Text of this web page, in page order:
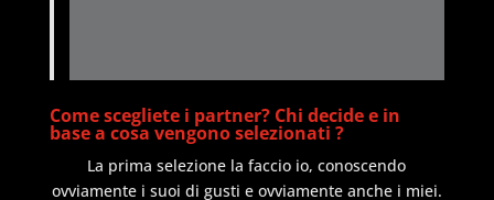
Come scegliete i partner? Chi decide e in
base a cosa vengono selezionati ?
La prima selezione la faccio io, conoscendo
ovviamente i suoi di gusti e ovviamente anche i miei.